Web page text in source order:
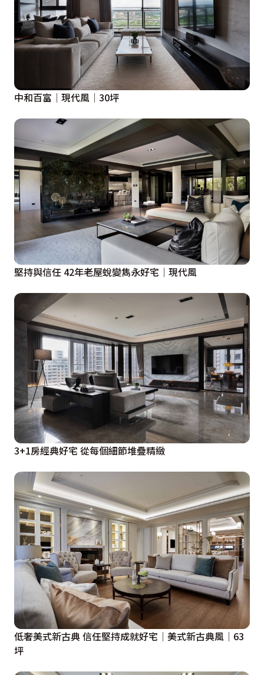
中和百富│現代風│30坪
堅持與信任 42年老屋蛻變雋永好宅│現代風
3+1房經典好宅 從每個細節堆疊精緻
低奢美式新古典 信任堅持成就好宅│美式新古典風│63
坪